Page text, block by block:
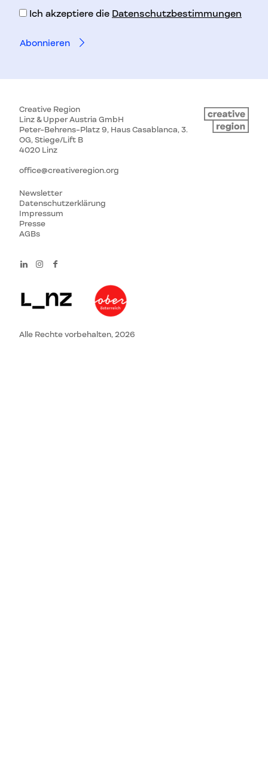
Ich akzeptiere die Datenschutzbestimmungen
Creative Region
Linz & Upper Austria GmbH
Peter-Behrens-Platz 9, Haus Casablanca, 3.
OG, Stiege/Lift B
4020 Linz
office@creativeregion.org
Newsletter
Datenschutzerklärung
Impressum
Presse
AGBs
Alle Rechte vorbehalten, 2026